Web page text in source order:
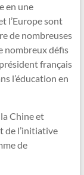
en une
l’Europe sont
de nombreuses
nombreux défis
français
l’éducation en
Chine et
de l’initiative
de